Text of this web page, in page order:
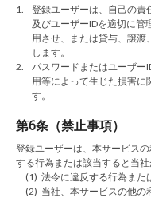
1.
登録ユーザーは、自己の責
及びユーザーIDを適切に管
用させ、または貸与、譲渡
します。
2.
パスワードまたはユーザー
用等によって生じた損害に
す。
第6条（禁止事項）
登録ユーザーは、本サービス
する行為または該当すると当
(1) 法令に違反する行為また
(2) 当社、本サービスの他の